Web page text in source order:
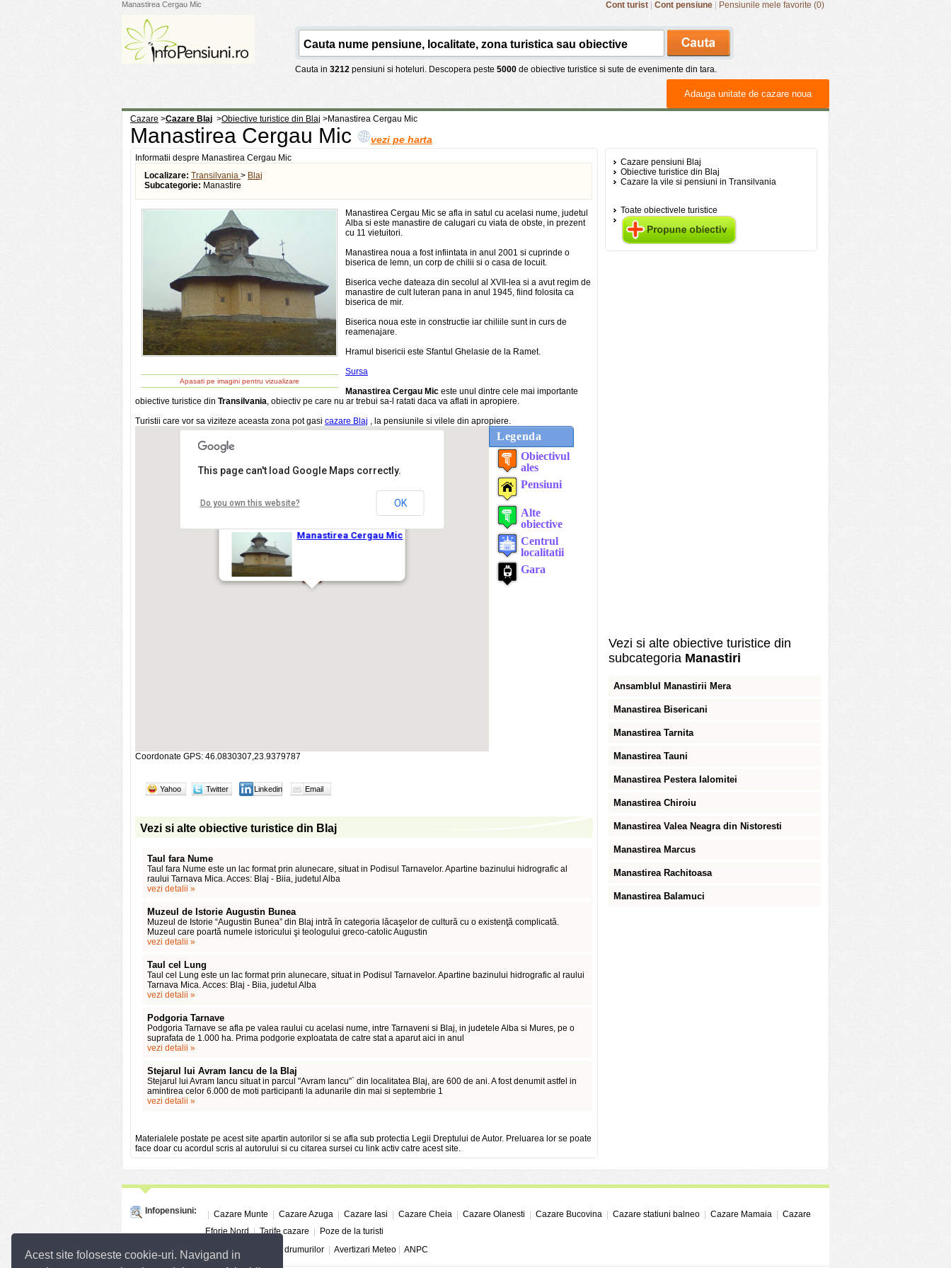
Acest site foloseste cookie-uri. Navigand in
Manastirea Cergau Mic Cont turist Cont pensiune Pensiunile mele favorite (0)
Cauta in 3212 pensiuni si hoteluri. Descopera peste 5000 de obiective turistice si sute de evenimente din tara.
Adauga unitate de cazare noua
Cazare >Cazare Blaj >Obiective turistice din Blaj >Manastirea Cergau Mic
Manastirea Cergau Mic vezi pe harta
Informatii despre Manastirea Cergau Mic
Localizare: Transilvania > Blaj
Subcategorie: Manastire
Apasati pe imagini pentru vizualizare
Manastirea Cergau Mic se afla in satul cu acelasi nume, judetul
Alba si este manastire de calugari cu viata de obste, in prezent
cu 11 vietuitori.
Manastirea noua a fost infiintata in anul 2001 si cuprinde o
biserica de lemn, un corp de chilii si o casa de locuit.
Biserica veche dateaza din secolul al XVII-lea si a avut regim de
manastire de cult luteran pana in anul 1945, fiind folosita ca
biserica de mir.
Biserica noua este in constructie iar chiliile sunt in curs de
reamenajare.
Hramul bisericii este Sfantul Ghelasie de la Ramet.
Sursa
Manastirea Cergau Mic este unul dintre cele mai importante
obiective turistice din Transilvania, obiectiv pe care nu ar trebui sa-l ratati daca va aflati in apropiere.
Turistii care vor sa viziteze aceasta zona pot gasi cazare Blaj , la pensiunile si vilele din apropiere.
Coordonate GPS: 46.0830307,23.9379787
Yahoo Twitter Linkedin Email
Vezi si alte obiective turistice din Blaj
Taul fara Nume
Taul fara Nume este un lac format prin alunecare, situat in Podisul Tarnavelor. Apartine bazinului hidrografic al
raului Tarnava Mica. Acces: Blaj - Biia, judetul Alba
vezi detalii »
Muzeul de Istorie Augustin Bunea
Muzeul de Istorie “Augustin Bunea” din Blaj intră în categoria lăcaşelor de cultură cu o existenţă complicată.
Muzeul care poartă numele istoricului şi teologului greco-catolic Augustin
vezi detalii »
Taul cel Lung
Taul cel Lung este un lac format prin alunecare, situat in Podisul Tarnavelor. Apartine bazinului hidrografic al raului
Tarnava Mica. Acces: Blaj - Biia, judetul Alba
vezi detalii »
Podgoria Tarnave
Podgoria Tarnave se afla pe valea raului cu acelasi nume, intre Tarnaveni si Blaj, in judetele Alba si Mures, pe o
suprafata de 1.000 ha. Prima podgorie exploatata de catre stat a aparut aici in anul
vezi detalii »
Stejarul lui Avram Iancu de la Blaj
Stejarul lui Avram Iancu situat in parcul "Avram Iancu"` din localitatea Blaj, are 600 de ani. A fost denumit astfel in
amintirea celor 6.000 de moti participanti la adunarile din mai si septembrie 1
vezi detalii »
Materialele postate pe acest site apartin autorilor si se afla sub protectia Legii Dreptului de Autor. Preluarea lor se poate
face doar cu acordul scris al autorului si cu citarea sursei cu link activ catre acest site.
Cazare pensiuni Blaj
Obiective turistice din Blaj
Cazare la vile si pensiuni in Transilvania
Toate obiectivele turistice
Vezi si alte obiective turistice din
subcategoria Manastiri
Ansamblul Manastirii Mera
Manastirea Bisericani
Manastirea Tarnita
Manastirea Tauni
Manastirea Pestera Ialomitei
Manastirea Chiroiu
Manastirea Valea Neagra din Nistoresti
Manastirea Marcus
Manastirea Rachitoasa
Manastirea Balamuci
Infopensiuni: Cazare Munte Cazare Azuga Cazare Iasi Cazare Cheia Cazare Olanesti Cazare Bucovina Cazare statiuni balneo Cazare Mamaia
Cazare
Eforie Nord|Tarife cazare
Poze de la turisti
Linkuri utile:
Info Trafic Situatia drumurilor Avertizari Meteo ANPC